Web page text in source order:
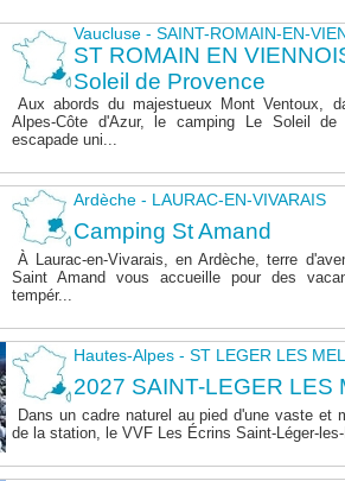
Vaucluse - SAINT-ROMAIN-EN-
ST ROMAIN EN
Soleil de Provence
Aux abords du majestueux Mont Ventoux,
Alpes-Côte d'Azur, le camping Le Soleil
escapade uni...
Ardèche - LAURAC-EN-VIVARAIS
Camping St Amand
À Laurac-en-Vivarais, en Ardèche, terre
Saint Amand vous accueille pour des
tempér...
Hautes-Alpes - ST LEGER LES
2027 SAINT-LEGER LES
Dans un cadre naturel au pied d'une vaste et
de la station, le VVF Les Écrins Saint-Léger-